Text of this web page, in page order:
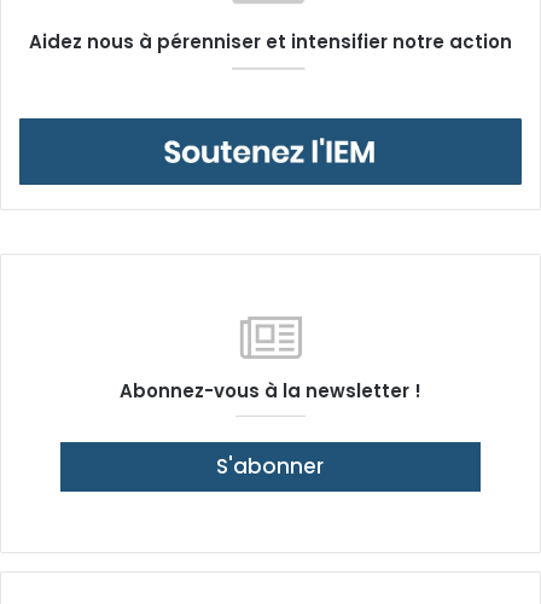
Aidez nous à pérenniser et intensifier notre action
Abonnez-vous à la newsletter !
S'abonner